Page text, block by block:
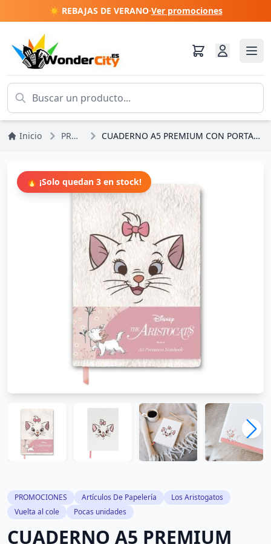
☀️ REBAJAS DE VERANO·Ver promociones
Inicio PROMOCIONES CUADERNO A5 PREMIUM CON PORTADA DE PELUCHE MARIE - DISNEY LOS ARISTOGATOS
🔥 ¡Solo quedan 3 en stock!
PROMOCIONES Artículos De Papelería
Los Aristogatos
Vuelta al cole
Pocas unidades
CUADERNO A5 PREMIUM